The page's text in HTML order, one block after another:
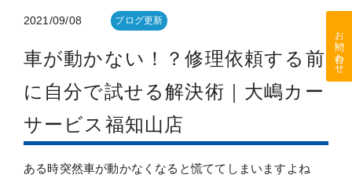
2021/09/08 ブログ更新
車が動かない！？修理依頼する前
に自分で試せる解決術｜大嶋カー
サービス福知山店
ある時突然車が動かなくなると慌ててしまいますよね
お問い合わせ